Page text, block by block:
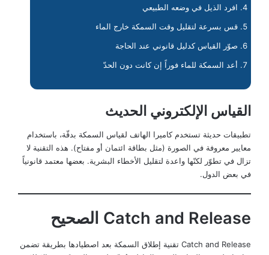
افرد الذيل في وضعه الطبيعي
قس بسرعة لتقليل وقت السمكة خارج الماء
صوّر القياس كدليل قانوني عند الحاجة
أعد السمكة للماء فوراً إن كانت دون الحدّ
القياس الإلكتروني الحديث
تطبيقات حديثة تستخدم كاميرا الهاتف لقياس السمكة بدقّة، باستخدام
معايير معروفة في الصورة (مثل بطاقة ائتمان أو مفتاح). هذه التقنية لا
تزال في تطوّر لكنّها واعدة لتقليل الأخطاء البشرية. بعضها معتمد قانونياً
في بعض الدول.
Catch and Release الصحيح
Catch and Release تقنية إطلاق السمكة بعد اصطيادها بطريقة تضمن